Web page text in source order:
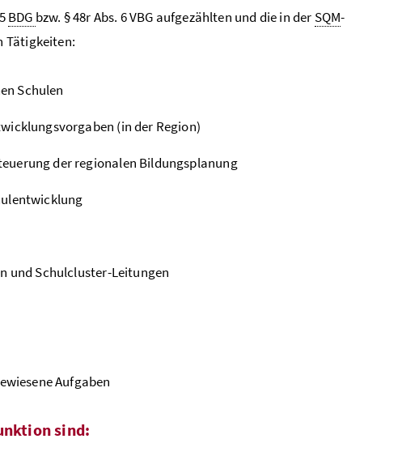
BDG bzw. § 48r Abs. 6 VBG aufgezählten und die in der SQM-
Tätigkeiten:
Schulen
(in der Region)
der regionalen Bildungsplanung
und Schulcluster-Leitungen
Aufgaben
sind: